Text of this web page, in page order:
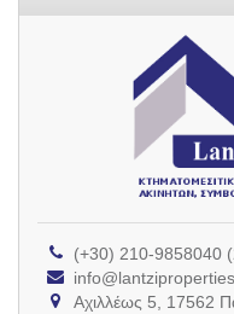
(+30) 210-9858040
Αχιλλέως 5, 17562